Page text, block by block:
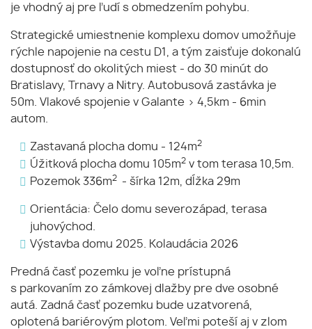
je vhodný aj pre ľudí s obmedzením pohybu.
Strategické umiestnenie komplexu domov umožňuje
rýchle napojenie na cestu D1, a tým zaisťuje dokonalú
dostupnosť do okolitých miest - do 30 minút do
Bratislavy, Trnavy a Nitry. Autobusová zastávka je
50m. Vlakové spojenie v Galante > 4,5km - 6min
autom.
Zastavaná plocha domu - 124m2
Úžitková plocha domu 105m2 v tom terasa 10,5m.
Pozemok 336m2 - šírka 12m, dĺžka 29m
Orientácia: Čelo domu severozápad, terasa
juhovýchod.
Výstavba domu 2025. Kolaudácia 2026
Predná časť pozemku je voľne prístupná
s parkovaním zo zámkovej dlažby pre dve osobné
autá. Zadná časť pozemku bude uzatvorená,
oplotená bariérovým plotom. Veľmi poteší aj v zlom